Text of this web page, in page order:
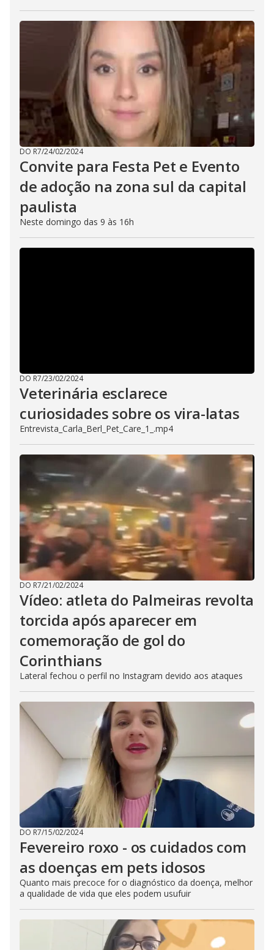
DO R7/24/02/2024
Convite para Festa Pet e Evento
de adoção na zona sul da capital
paulista
Neste domingo das 9 às 16h
DO R7/23/02/2024
Veterinária esclarece
curiosidades sobre os vira-latas
Entrevista_Carla_Berl_Pet_Care_1_.mp4
DO R7/21/02/2024
Vídeo: atleta do Palmeiras revolta
torcida após aparecer em
comemoração de gol do
Corinthians
Lateral fechou o perfil no Instagram devido aos ataques
DO R7/15/02/2024
Fevereiro roxo - os cuidados com
as doenças em pets idosos
Quanto mais precoce for o diagnóstico da doença, melhor
a qualidade de vida que eles podem usufuir